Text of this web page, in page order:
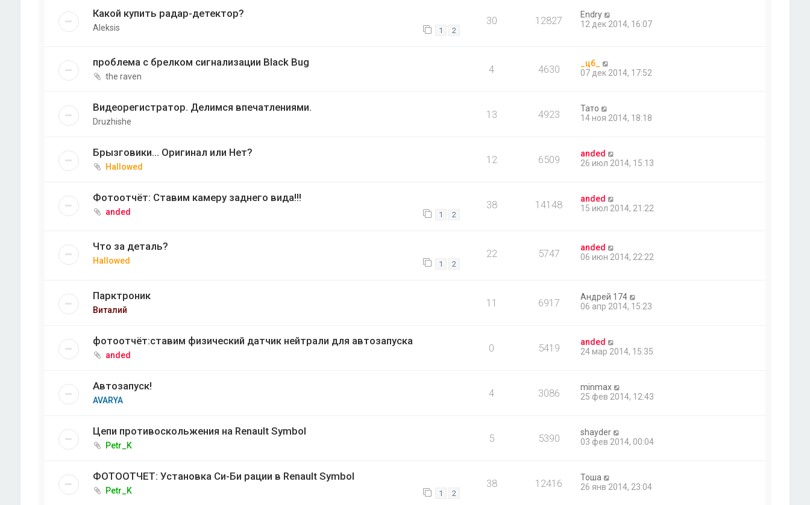
Какой купить радар-детектор?
Aleksis 1 2
30 12827
Endry
12 дек 2014, 16:07
проблема с брелком сигнализации Black Bug
the raven
4 4630
_цб_
07 дек 2014, 17:52
Видеорегистратор. Делимся впечатлениями.
Druzhishe
13 4923
Тато
14 ноя 2014, 18:18
Брызговики... Оригинал или Нет?
Hallowed
12 6509
anded
26 июл 2014, 15:13
Фотоотчёт: Ставим камеру заднего вида!!!
anded 1 2
38 14148
anded
15 июл 2014, 21:22
Что за деталь?
Hallowed 1 2
22 5747
anded
06 июн 2014, 22:22
Парктроник
Виталий
11 6917
Андрей 174
06 апр 2014, 15:23
фотоотчёт:ставим физический датчик нейтрали для автозапуска
anded
0 5419
anded
24 мар 2014, 15:35
Автозапуск!
AVARYA
4 3086
minmax
25 фев 2014, 12:43
Цепи противоскольжения на Renault Symbol
Petr_K
5 5390
shayder
03 фев 2014, 00:04
ФОТООТЧЕТ: Установка Си-Би рации в Renault Symbol
Petr_K 1 2
38 12416
Тоша
26 янв 2014, 23:04